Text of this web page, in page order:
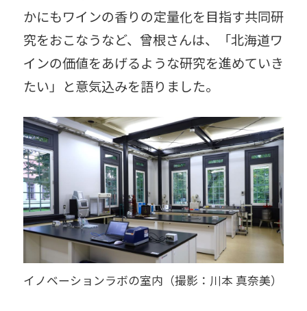
かにもワインの香りの定量化を目指す共同研
究をおこなうなど、曾根さんは、「北海道ワ
インの価値をあげるような研究を進めていき
たい」と意気込みを語りました。
イノベーションラボの室内（撮影：川本 真奈美）